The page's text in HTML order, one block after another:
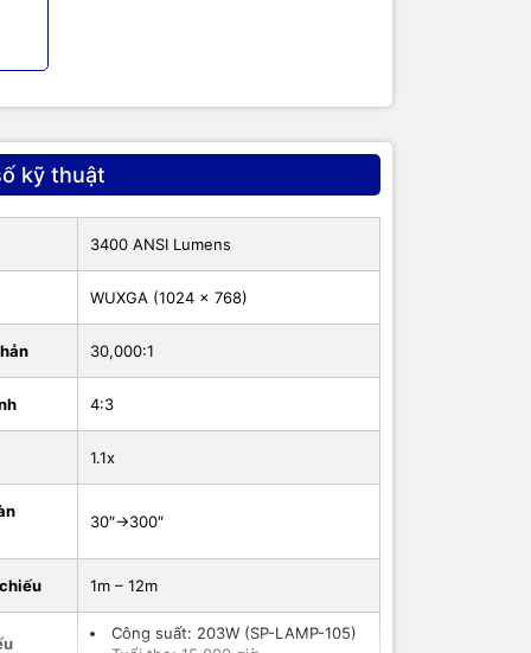
kỹ thuật
3400 ANSI Lumens
WUXGA (1024 x 768)
30,000:1
4:3
1.1x
30″->300″
1m – 12m
Công suất: 203W (SP-LAMP-105)
in
sử